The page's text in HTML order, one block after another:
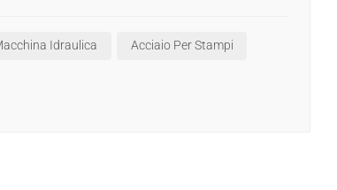
vedo l'ora di applicare ciò che ho
verso una qualità superiore.
Idraulica Acciaio Per Stampi